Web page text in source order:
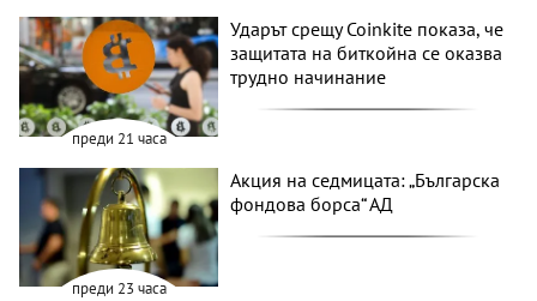
преди 21 часа
Ударът срещу Coinkite показа, че
защитата на биткойна се оказва
трудно начинание
преди 23 часа
Акция на седмицата: „Българска
фондова борса“ АД